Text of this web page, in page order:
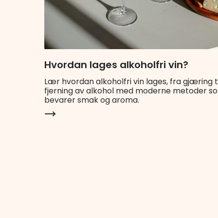
Hvordan lages alkoholfri vin?
Lær hvordan alkoholfri vin lages, fra gjæring
fjerning av alkohol med moderne metoder
bevarer smak og aroma.